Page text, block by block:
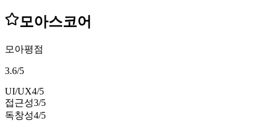
모아스코어
모아평점
3.6/5
UI/UX4/5
접근성3/5
독창성4/5